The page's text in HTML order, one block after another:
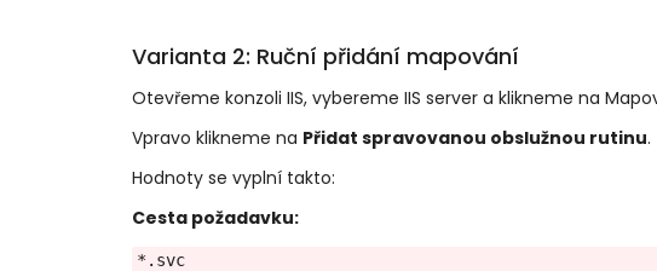
Varianta 2: Ruční přidání mapování
Otevřeme konzoli IIS, vybereme IIS server a klikneme na
Vpravo klikneme na Přidat spravovanou obslužnou rutinu.
Hodnoty se vyplní takto:
Cesta požadavku:
*.svc